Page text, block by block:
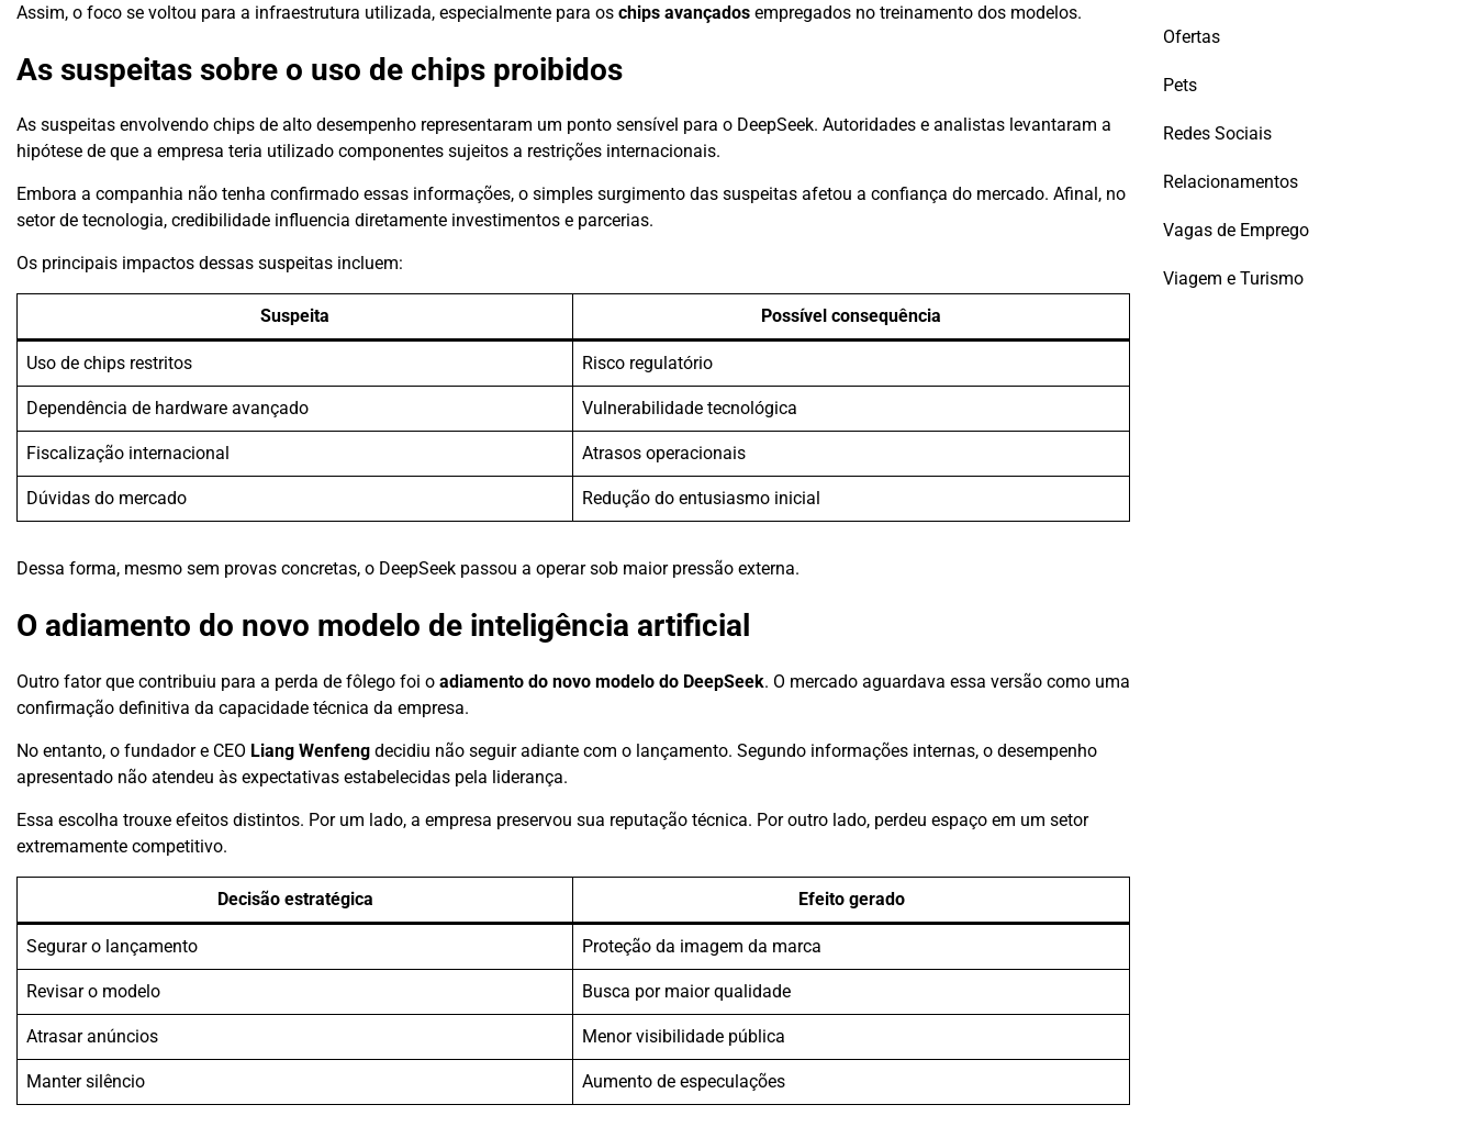
Assim, o foco se voltou para a infraestrutura utilizada, especialmente para os chips avançados empregados no treinamento dos modelos.
As suspeitas sobre o uso de chips proibidos
As suspeitas envolvendo chips de alto desempenho representaram um ponto sensível para o DeepSeek. Autoridades e analistas levantaram a
hipótese de que a empresa teria utilizado componentes sujeitos a restrições internacionais.
Embora a companhia não tenha confirmado essas informações, o simples surgimento das suspeitas afetou a confiança do mercado. Afinal, no
setor de tecnologia, credibilidade influencia diretamente investimentos e parcerias.
Os principais impactos dessas suspeitas incluem:
Suspeita Possível consequência
Uso de chips restritos Risco regulatório
Dependência de hardware avançado Vulnerabilidade tecnológica
Fiscalização internacional Atrasos operacionais
Dúvidas do mercado Redução do entusiasmo inicial
Dessa forma, mesmo sem provas concretas, o DeepSeek passou a operar sob maior pressão externa.
O adiamento do novo modelo de inteligência artificial
Outro fator que contribuiu para a perda de fôlego foi o adiamento do novo modelo do DeepSeek. O mercado aguardava essa versão como uma
confirmação definitiva da capacidade técnica da empresa.
No entanto, o fundador e CEO Liang Wenfeng decidiu não seguir adiante com o lançamento. Segundo informações internas, o desempenho
apresentado não atendeu às expectativas estabelecidas pela liderança.
Essa escolha trouxe efeitos distintos. Por um lado, a empresa preservou sua reputação técnica. Por outro lado, perdeu espaço em um setor
extremamente competitivo.
Decisão estratégica Efeito gerado
Segurar o lançamento Proteção da imagem da marca
Revisar o modelo Busca por maior qualidade
Atrasar anúncios Menor visibilidade pública
Manter silêncio Aumento de especulações
Ofertas
Pets
Redes Sociais
Relacionamentos
Vagas de Emprego
Viagem e Turismo